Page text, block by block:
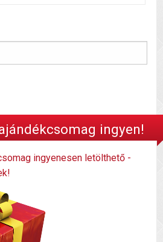
ingyen!
ingyenesen letölthető -